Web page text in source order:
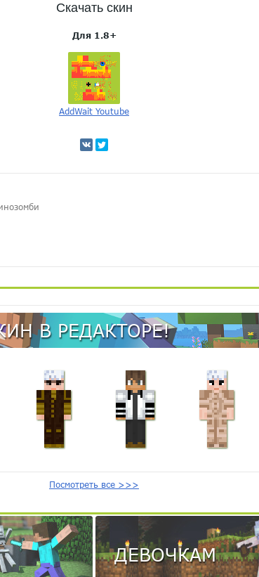
Скачать скин
Для 1.8+
AddWait Youtube
В РЕДАКТОРЕ!
Посмотреть все >>>
ДЕВОЧКАМ